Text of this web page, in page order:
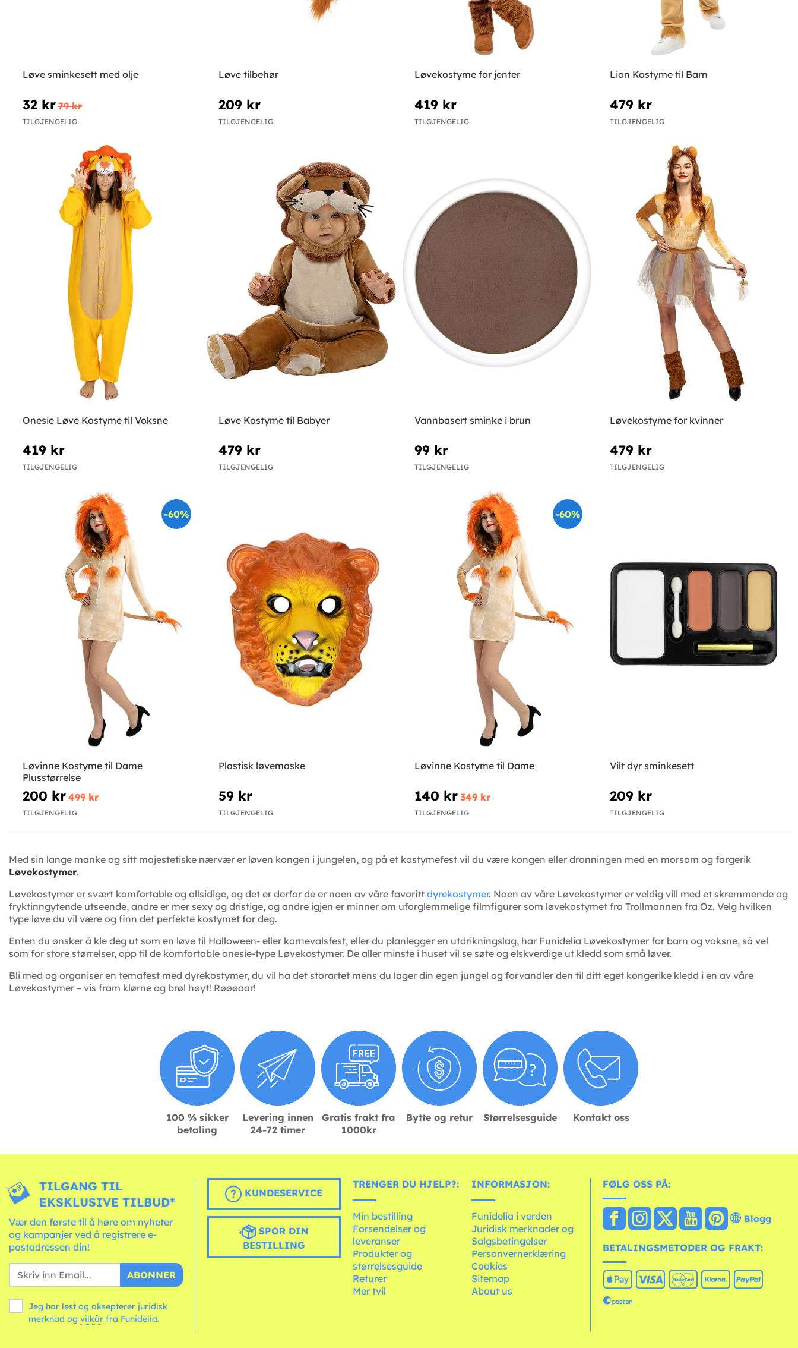
Løve sminkesett med olje
32 kr 79 kr
TILGJENGELIG
Løve tilbehør
209 kr
TILGJENGELIG
Løvekostyme for jenter
419 kr
TILGJENGELIG
Lion Kostyme til Barn
479 kr
TILGJENGELIG
Onesie Løve Kostyme til Voksne
419 kr
TILGJENGELIG
Løve Kostyme til Babyer
479 kr
TILGJENGELIG
Vannbasert sminke i brun
99 kr
TILGJENGELIG
Løvekostyme for kvinner
479 kr
TILGJENGELIG
-60%
Løvinne Kostyme til Dame
Plusstørrelse
200 kr 499 kr
TILGJENGELIG
Plastisk løvemaske
59 kr
TILGJENGELIG
-60%
Løvinne Kostyme til Dame
140 kr 349 kr
TILGJENGELIG
Vilt dyr sminkesett
209 kr
TILGJENGELIG
Med sin lange manke og sitt majestetiske nærvær er løven kongen i jungelen, og på et kostymefest vil du være kongen eller dronningen med en morsom og fargerik
Løvekostymer.
Løvekostymer er svært komfortable og allsidige, og det er derfor de er noen av våre favoritt dyrekostymer. Noen av våre Løvekostymer er veldig vill med et skremmende og
fryktinngytende utseende, andre er mer sexy og dristige, og andre igjen er minner om uforglemmelige filmfigurer som løvekostymet fra Trollmannen fra Oz. Velg hvilken
type løve du vil være og finn det perfekte kostymet for deg.
Enten du ønsker å kle deg ut som en løve til Halloween- eller karnevalsfest, eller du planlegger en utdrikningslag, har Funidelia Løvekostymer for barn og voksne, så vel
som for store størrelser, opp til de komfortable onesie-type Løvekostymer. De aller minste i huset vil se søte og elskverdige ut kledd som små løver.
Bli med og organiser en temafest med dyrekostymer, du vil ha det storartet mens du lager din egen jungel og forvandler den til ditt eget kongerike kledd i en av våre
Løvekostymer – vis fram klørne og brøl høyt! Røøøaar!
100 % sikker
betaling
Levering innen
24-72 timer
Gratis frakt fra
1000kr
Bytte og retur Størrelsesguide Kontakt oss
TILGANG TIL
EKSKLUSIVE TILBUD*
Vær den første til å høre om nyheter
og kampanjer ved å registrere e-
postadressen din!
ABONNER
Jeg har lest og aksepterer juridisk
merknad og vilkår fra Funidelia.
KUNDESERVICE
SPOR DIN
BESTILLING
TRENGER DU HJELP?:
Min bestilling
Forsendelser og
leveranser
Produkter og
størrelsesguide
Returer
Mer tvil
INFORMASJON:
Funidelia i verden
Juridisk merknader og
Salgsbetingelser
Personvernerklæring
Cookies
Sitemap
About us
FØLG OSS PÅ:
Blogg
BETALINGSMETODER OG FRAKT: